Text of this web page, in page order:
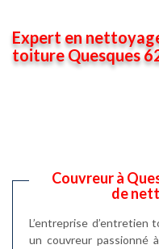
Expert en
toiture Quesques
Couvreur à
de
L’entreprise
un couvreur passionné